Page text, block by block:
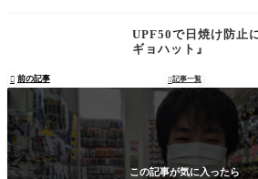
UPF50で日焼け防止
ギョハット』
 前の記事 記事一覧
この記事が気に入ったら